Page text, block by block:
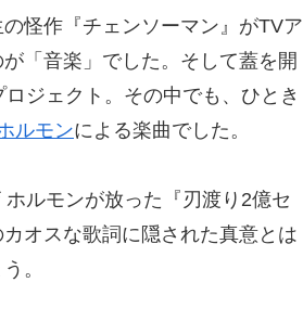
怪作『チェンソーマン』がTVア
「音楽」でした。そして蓋を開
ジェクト。その中でも、ひとき
ルモンによる楽曲でした。
ルモンが放った『刃渡り2億セ
オスな歌詞に隠された真意とは
。